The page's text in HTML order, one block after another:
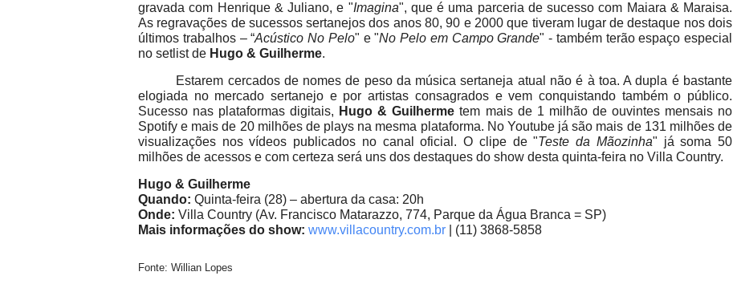
gravada com Henrique & Juliano, e "Imagina", que é uma parceria de sucesso com Maiara & Maraisa.
As regravações de sucessos sertanejos dos anos 80, 90 e 2000 que tiveram lugar de destaque nos dois
últimos trabalhos – “Acústico No Pelo" e "No Pelo em Campo Grande" - também terão espaço especial
no setlist de Hugo & Guilherme.
Estarem cercados de nomes de peso da música sertaneja atual não é à toa. A dupla é bastante
elogiada no mercado sertanejo e por artistas consagrados e vem conquistando também o público.
Sucesso nas plataformas digitais, Hugo & Guilherme tem mais de 1 milhão de ouvintes mensais no
Spotify e mais de 20 milhões de plays na mesma plataforma. No Youtube já são mais de 131 milhões de
visualizações nos vídeos publicados no canal oficial. O clipe de "Teste da Mãozinha" já soma 50
milhões de acessos e com certeza será uns dos destaques do show desta quinta-feira no Villa Country.
Hugo & Guilherme
Quando: Quinta-feira (28) – abertura da casa: 20h
Onde: Villa Country (Av. Francisco Matarazzo, 774, Parque da Água Branca = SP)
Mais informações do show: www.villacountry.com.br | (11) 3868-5858
Fonte: Willian Lopes